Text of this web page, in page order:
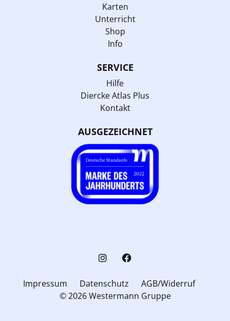
Karten
Unterricht
Shop
Info
SERVICE
Hilfe
Diercke Atlas Plus
Kontakt
AUSGEZEICHNET
Impressum Datenschutz
AGB/Widerruf
© 2026 Westermann Gruppe